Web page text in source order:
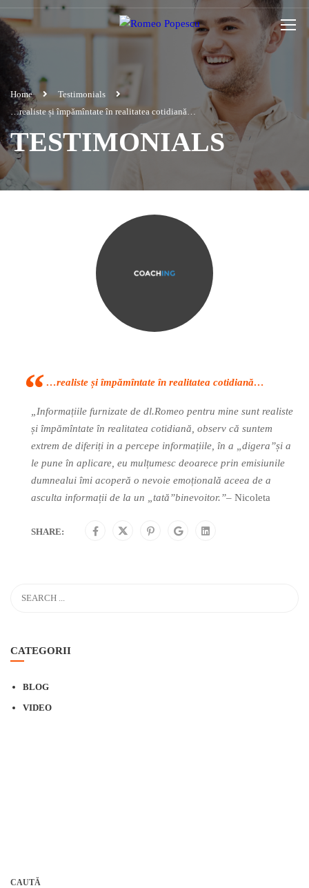
Home
Testimonials
…realiste și împămîntate în realitatea cotidiană…
TESTIMONIALS
…realiste și împămîntate în realitatea cotidiană…
„Informațiile furnizate de dl.Romeo pentru mine sunt realiste
și împămîntate în realitatea cotidiană, observ că suntem
extrem de diferiți in a percepe informațiile, în a „digera”și a
le pune în aplicare, eu mulțumesc deoarece prin emisiunile
dumnealui îmi acoperă o nevoie emoțională aceea de a
asculta informații de la un „tată”binevoitor.”– Nicoleta
SHARE:
CATEGORII
BLOG
VIDEO
CAUTĂ